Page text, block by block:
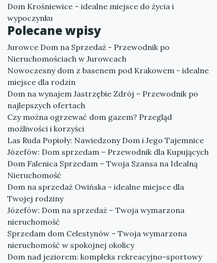
Dom Krośniewice – idealne miejsce do życia i
wypoczynku
Polecane wpisy
Jurowce Dom na Sprzedaż - Przewodnik po
Nieruchomościach w Jurowcach
Nowoczesny dom z basenem pod Krakowem - idealne
miejsce dla rodzin
Dom na wynajem Jastrzębie Zdrój – Przewodnik po
najlepszych ofertach
Czy można ogrzewać dom gazem? Przegląd
możliwości i korzyści
Las Ruda Popioły: Nawiedzony Dom i Jego Tajemnice
Józefów: Dom sprzedam – Przewodnik dla Kupujących
Dom Falenica Sprzedam – Twoja Szansa na Idealną
Nieruchomość
Dom na sprzedaż Owińska - idealne miejsce dla
Twojej rodziny
Józefów: Dom na sprzedaż – Twoja wymarzona
nieruchomość
Sprzedam dom Celestynów – Twoja wymarzona
nieruchomość w spokojnej okolicy
Dom nad jeziorem: kompleks rekreacyjno-sportowy